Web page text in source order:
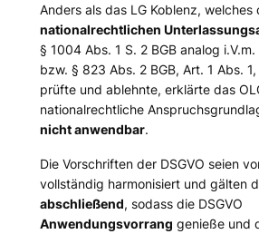
Anders als das LG Koblenz, welches
nationalrechtlichen
§ 1004 Abs. 1 S. 2 BGB analog
bzw. § 823 Abs. 2 BGB, Art. 1 Abs.
prüfte und ablehnte, erklärte das
nationalrechtliche
nicht anwendbar.
Die Vorschriften der DSGVO seien
vollständig harmonisiert und gälten
abschließend, sodass die DSGVO
Anwendungsvorrang genieße und